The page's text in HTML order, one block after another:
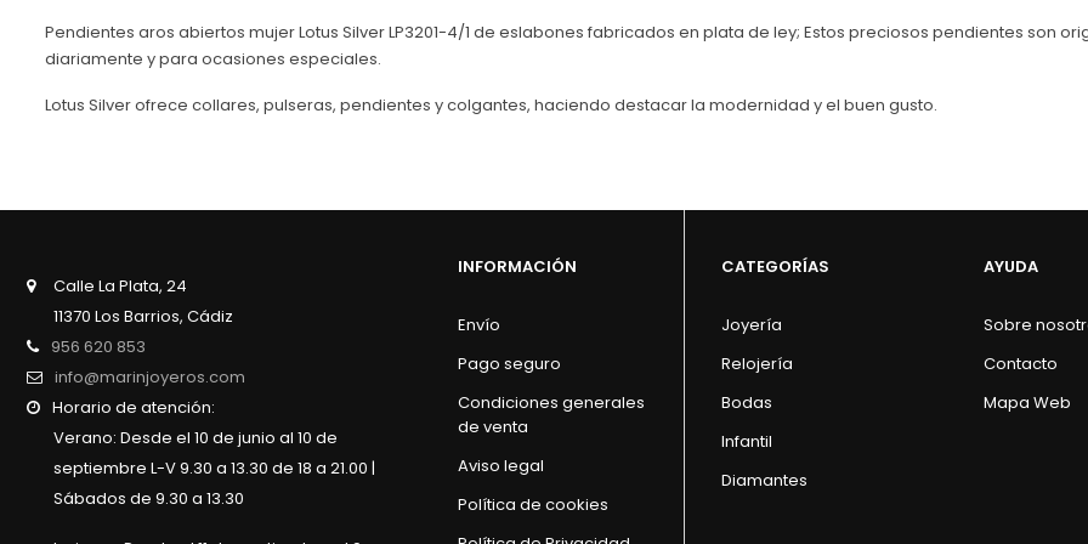
Pendientes aros abiertos mujer Lotus Silver LP3201-4/1 de eslabones fabricados en plata de ley; Estos preciosos pendientes son
diariamente y para ocasiones especiales.
Lotus Silver ofrece collares, pulseras, pendientes y colgantes, haciendo destacar la modernidad y el buen gusto.
Calle La Plata, 24
11370 Los Barrios, Cádiz
956 620 853
info@marinjoyeros.com
Horario de atención:
Verano: Desde el 10 de junio al 10 de
septiembre L-V 9.30 a 13.30 de 18 a 21.00 |
Sábados de 9.30 a 13.30
INFORMACIÓN
Envío
Pago seguro
Condiciones generales
de venta
Aviso legal
Política de cookies
CATEGORÍAS
Joyería
Relojería
Bodas
Infantil
Diamantes
AYUDA
Sobre
Contacto
Mapa Web